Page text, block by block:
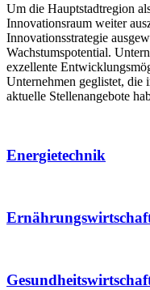
Um die Hauptstadtregion
Innovationsraum weiter
Innovationsstrategie
Wachstumspotential.
exzellente
Unternehmen geglistet, die
aktuelle Stellenangebote
Energietechnik